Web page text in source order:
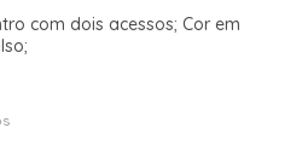
com dois acessos; Cor em